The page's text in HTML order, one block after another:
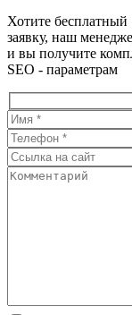
Хотите бесплатный
заявку, наш
и вы получите
SEO - параметрам